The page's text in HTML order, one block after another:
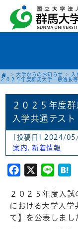
大学からのお知らせ 入
２０２５年度群馬大学一般選抜
２０２５年度
入学共通テス
[投稿日] 2024/
案内 ,新着情報
Facebook
X Line
２０２５年度入
における大学入
て】を公表しまし